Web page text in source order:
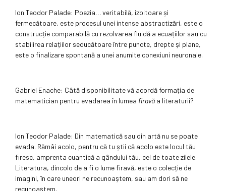
Ion Teodor Palade: Poezia… veritabilă, izbitoare și
fermecătoare, este procesul unei intense abstractizări, este o
construcție comparabilă cu rezolvarea fluidă a ecuațiilor sau cu
stabilirea relațiilor seducătoare între puncte, drepte și plane,
este o finalizare spontană a unei anumite conexiuni neuronale.
Gabriel Enache: Câtă disponibilitate vă acordă formația de
matematician pentru evadarea în lumea firavă a literaturii?
Ion Teodor Palade: Din matematică sau din artă nu se poate
evada. Rămâi acolo, pentru că tu știi că acolo este locul tău
firesc, amprenta cuantică a gândului tău, cel de toate zilele.
Literatura, dincolo de a fi o lume firavă, este o colecție de
imagini, în care uneori ne recunoaștem, sau am dori să ne
recunoaștem.